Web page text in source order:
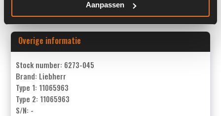
Aanpassen
Overige informatie
Stock number: 6273-045
Brand: Liebherr
Type 1: 11065963
Type 2: 11065963
S/N: -